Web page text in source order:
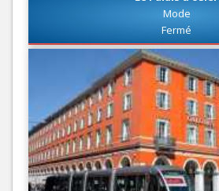
Mode
Fermé